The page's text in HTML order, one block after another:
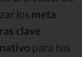
los meta
clave
para tus